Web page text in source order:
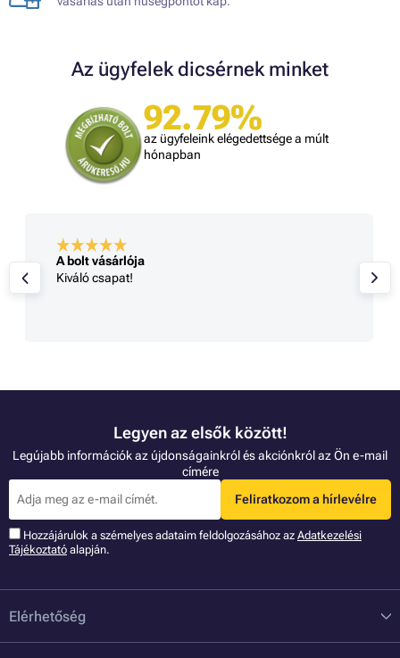
Az ügyfelek dicsérnek minket
92.79%
az ügyfeleink elégedettsége a múlt
hónapban
A bolt vásárlója
Kiváló csapat!
Legyen az elsők között!
Legújabb információk az újdonságainkról és akciónkról az Ön e-mail
címére
Feliratkozom a hírlevélre
Hozzájárulok a szémelyes adataim feldolgozásához az Adatkezelési
Tájékoztató alapján.
Elérhetőség